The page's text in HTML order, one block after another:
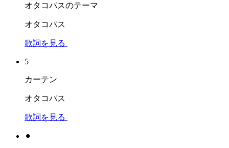
オタコパスのテーマ
オタコパス
歌詞を見る
5
カーテン
オタコパス
歌詞を見る
⚫︎